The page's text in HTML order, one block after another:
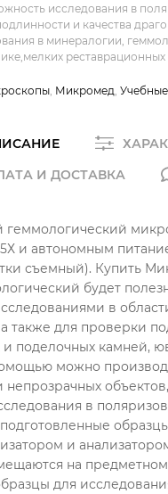
исследования в
и качества
в минералогии,
реставрационных
Микромед
И ДОСТАВКА
геммологический
и автономным
съемный). Купить
будет
в
также для проверки
и поделочных камней,
можно
непрозрачных
в
и
на
для